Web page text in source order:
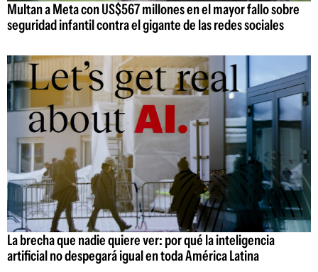
Multan a Meta con US$567 millones en el mayor fallo sobre
seguridad infantil contra el gigante de las redes sociales
La brecha que nadie quiere ver: por qué la inteligencia
artificial no despegará igual en toda América Latina